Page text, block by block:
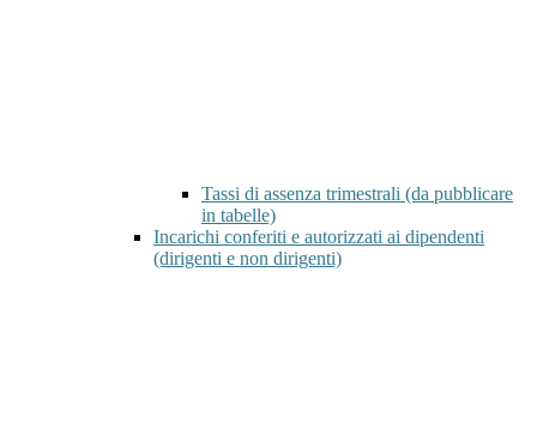
Tassi di assenza trimestrali (da pubblicare
in tabelle)
Incarichi conferiti e autorizzati ai dipendenti
(dirigenti e non dirigenti)